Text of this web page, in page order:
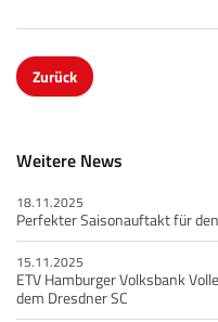
Zurück
Weitere News
18.11.2025
Perfekter Saisonauftakt für
15.11.2025
ETV Hamburger Volksbank
dem Dresdner SC